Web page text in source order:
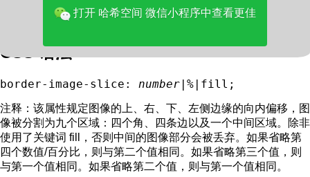
border-image-slice: 50% 50%;
CSS 语法
border-image-slice: number | % |fill;
注释： 该属性规定图像的上、右、下、左侧边缘的向内偏移，图
像被分割为九个区域：四个角、四条边以及一个中间区域。除非
使用了关键词 fill，否则中间的图像部分会被丢弃。如果省略第
四个数值/百分比，则与第二个值相同。如果省略第三个值，则
与第一个值相同。如果省略第二个值，则与第一个值相同。
打开 哈希空间 微信小程序中查看更佳